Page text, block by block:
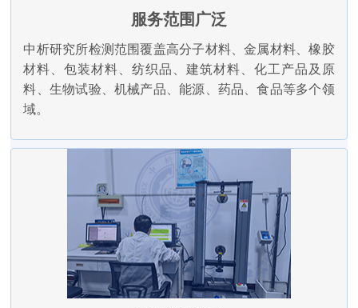
服务范围广泛
中析研究所检测范围覆盖高分子材料、金属材料、橡胶
材料、包装材料、纺织品、建筑材料、化工产品及原
料、生物试验、机械产品、能源、药品、食品等多个领
域。